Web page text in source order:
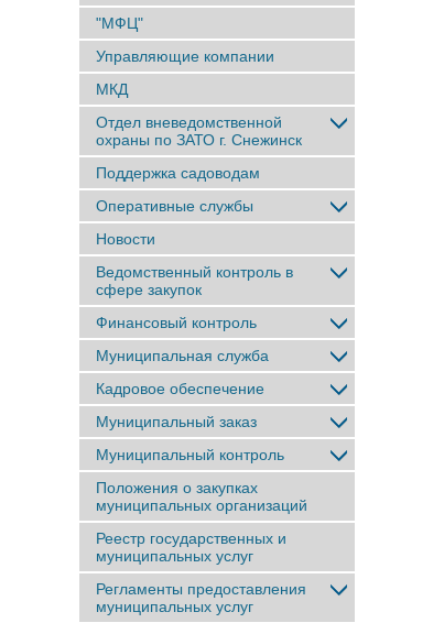
"МФЦ"
Управляющие компании
МКД
Отдел вневедомственной
охраны по ЗАТО г. Снежинск
Поддержка садоводам
Оперативные службы
Новости
Ведомственный контроль в
сфере закупок
Финансовый контроль
Муниципальная служба
Кадровое обеспечение
Муниципальный заказ
Муниципальный контроль
Положения о закупках
муниципальных организаций
Реестр государственных и
муниципальных услуг
Регламенты предоставления
муниципальных услуг